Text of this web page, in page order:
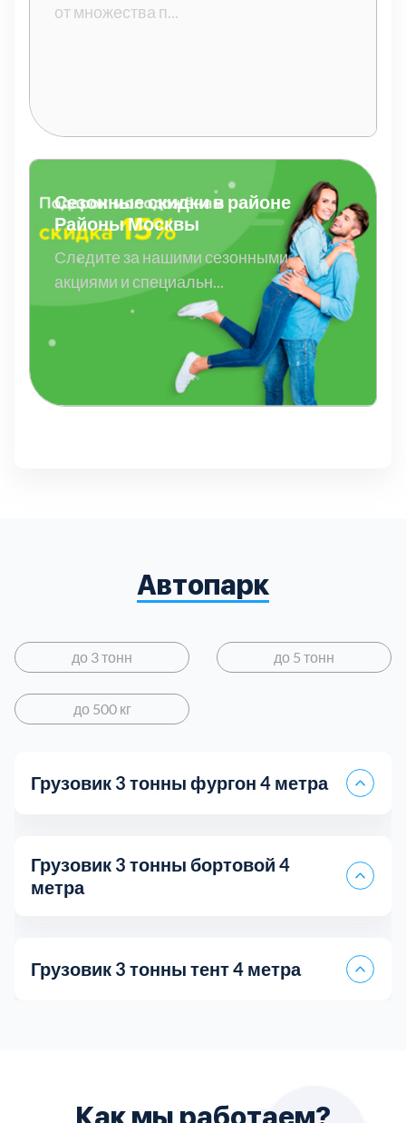
от множества п...
Сезонные скидки в районе
Районы Москвы
Следите за нашими сезонными
акциями и специальн...
Автопарк
до 3 тонн до 5 тонн
до 500 кг
Грузовик 3 тонны фургон 4 метра
Грузовик 3 тонны бортовой 4
метра
Грузовик 3 тонны тент 4 метра
Пятитонник бортовой
Fiat Doblo